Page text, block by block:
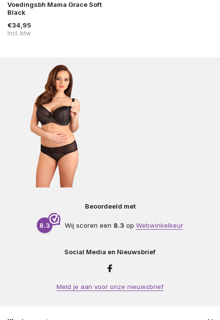
Voedingsbh Mama Grace Soft
Black
€34,95
Incl. btw
Beoordeeld met
8.3 Wij scoren een 8.3 op Webwinkelkeur
Social Media en Nieuwsbrief
Meld je aan voor onze nieuwsbrief